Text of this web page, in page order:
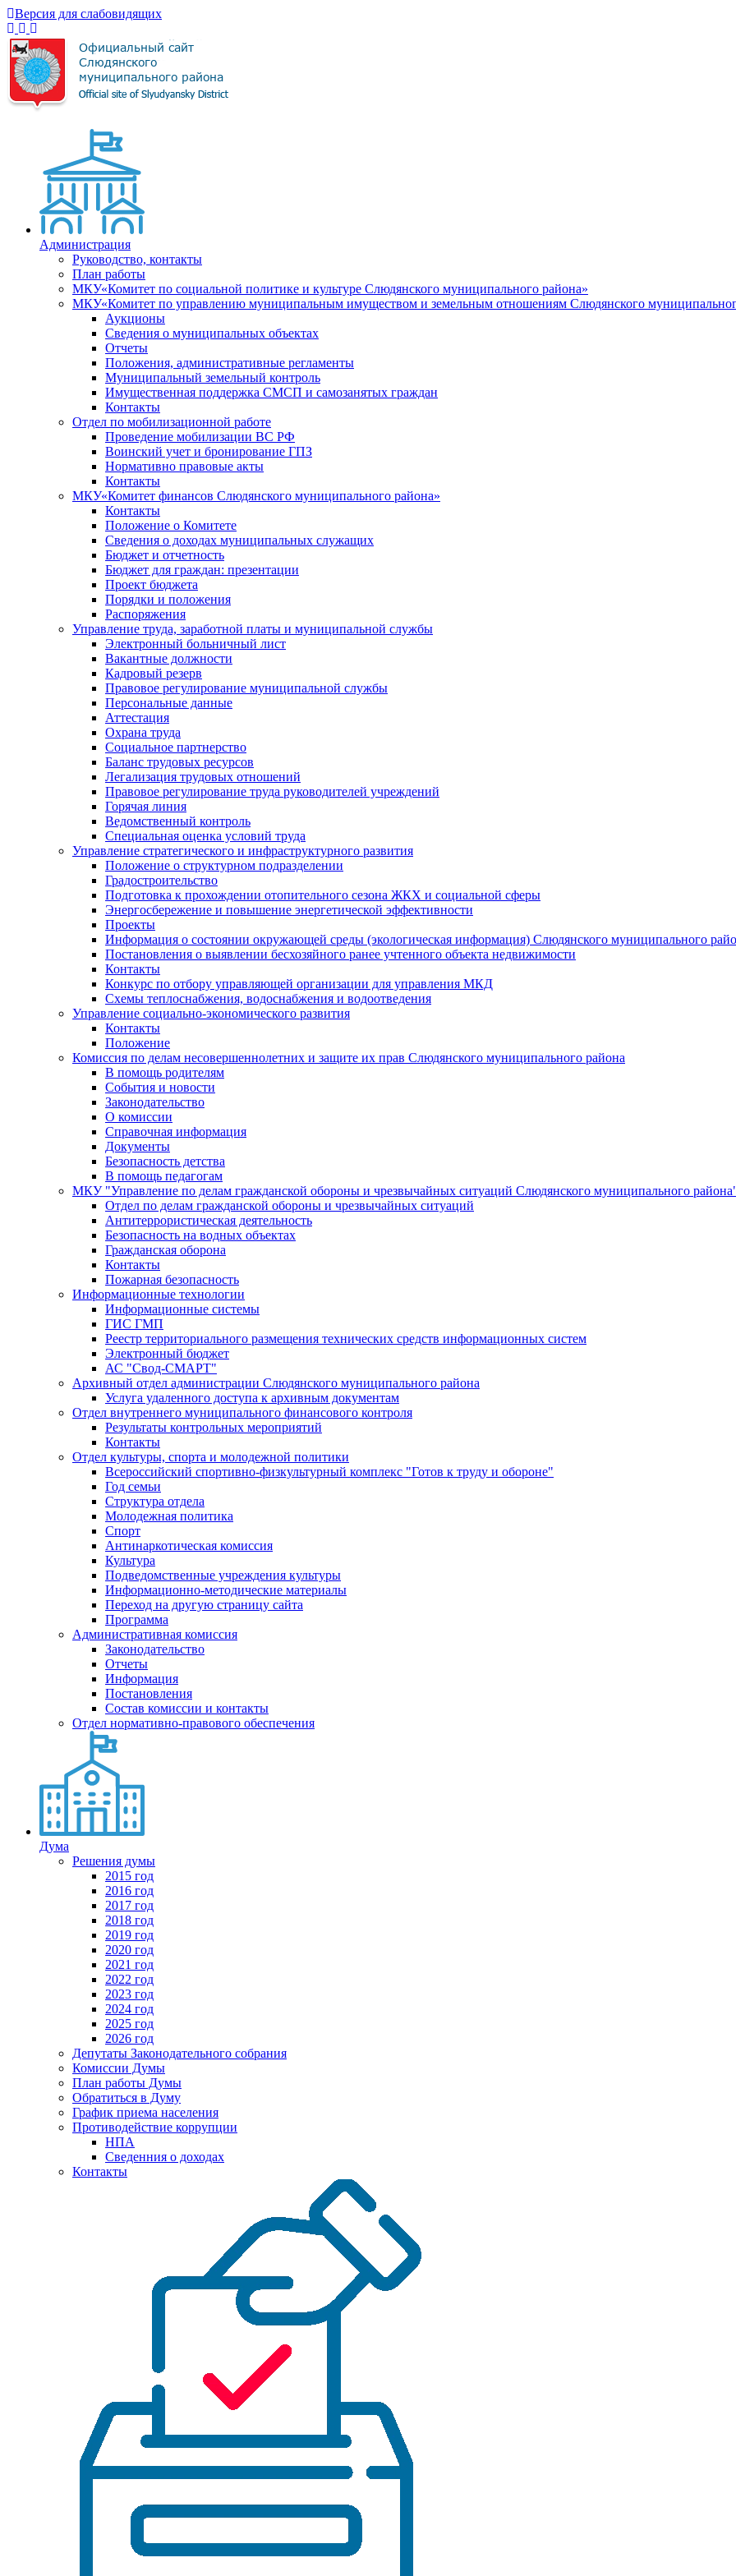
Версия для слабовидящих
Администрация
Руководство, контакты
План работы
МКУ«Комитет по социальной политике и культуре Слюдянского муниципального района»
МКУ«Комитет по управлению муниципальным имуществом и земельным отношениям Слюдянского
Аукционы
Сведения о муниципальных объектах
Отчеты
Положения, административные регламенты
Муниципальный земельный контроль
Имущественная поддержка СМСП и самозанятых граждан
Контакты
Отдел по мобилизационной работе
Проведение мобилизации ВС РФ
Воинский учет и бронирование ГПЗ
Нормативно правовые акты
Контакты
МКУ«Комитет финансов Слюдянского муниципального района»
Контакты
Положение о Комитете
Сведения о доходах муниципальных служащих
Бюджет и отчетность
Бюджет для граждан: презентации
Проект бюджета
Порядки и положения
Распоряжения
Управление труда, заработной платы и муниципальной службы
Электронный больничный лист
Вакантные должности
Кадровый резерв
Правовое регулирование муниципальной службы
Персональные данные
Аттестация
Охрана труда
Социальное партнерство
Баланс трудовых ресурсов
Легализация трудовых отношений
Правовое регулирование труда руководителей учреждений
Горячая линия
Ведомственный контроль
Специальная оценка условий труда
Управление стратегического и инфраструктурного развития
Положение о структурном подразделении
Градостроительство
Подготовка к прохождении отопительного сезона ЖКХ и социальной сферы
Энергосбережение и повышение энергетической эффективности
Проекты
Информация о состоянии окружающей среды (экологическая информация) Слюдянского муниципального
Постановления о выявлении бесхозяйного ранее учтенного объекта недвижимости
Контакты
Конкурс по отбору управляющей организации для управления МКД
Схемы теплоснабжения, водоснабжения и водоотведения
Управление социально-экономического развития
Контакты
Положение
Комиссия по делам несовершеннолетних и защите их прав Слюдянского муниципального района
В помощь родителям
События и новости
Законодательство
О комиссии
Справочная информация
Документы
Безопасность детства
В помощь педагогам
МКУ "Управление по делам гражданской обороны и чрезвычайных ситуаций Слюдянского муниципального
Отдел по делам гражданской обороны и чрезвычайных ситуаций
Антитеррористическая деятельность
Безопасность на водных объектах
Гражданская оборона
Контакты
Пожарная безопасность
Информационные технологии
Информационные системы
ГИС ГМП
Реестр территориального размещения технических средств информационных систем
Электронный бюджет
АС "Свод-СМАРТ"
Архивный отдел администрации Слюдянского муниципального района
Услуга удаленного доступа к архивным документам
Отдел внутреннего муниципального финансового контроля
Результаты контрольных мероприятий
Контакты
Отдел культуры, спорта и молодежной политики
Всероссийский спортивно-физкультурный комплекс "Готов к труду и обороне"
Год семьи
Структура отдела
Молодежная политика
Спорт
Антинаркотическая комиссия
Культура
Подведомственные учреждения культуры
Информационно-методические материалы
Переход на другую страницу сайта
Программа
Административная комиссия
Законодательство
Отчеты
Информация
Постановления
Состав комиссии и контакты
Отдел нормативно-правового обеспечения
Дума
Решения думы
2015 год
2016 год
2017 год
2018 год
2019 год
2020 год
2021 год
2022 год
2023 год
2024 год
2025 год
2026 год
Депутаты Законодательного собрания
Комиссии Думы
План работы Думы
Обратиться в Думу
График приема населения
Противодействие коррупции
НПА
Сведенния о доходах
Контакты